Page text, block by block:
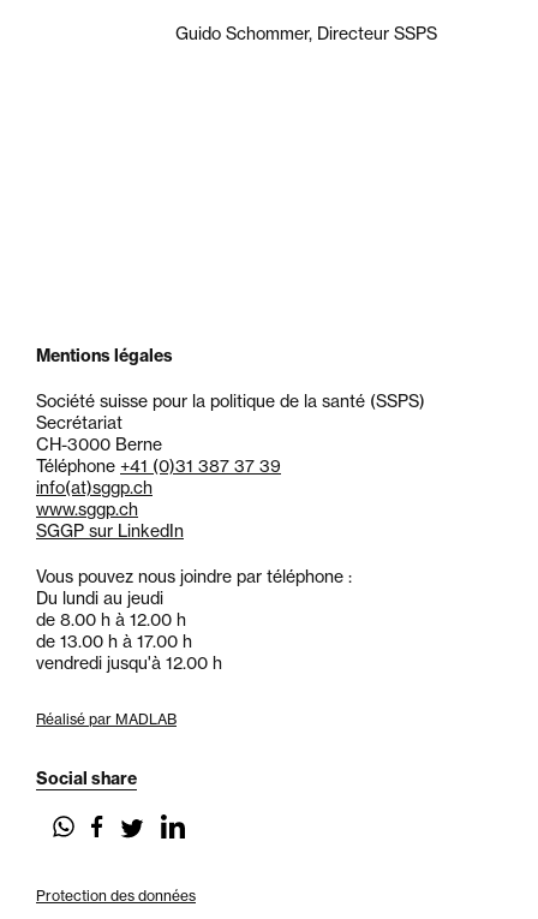
Guido Schommer, Directeur SSPS
Mentions légales
Société suisse pour la politique de la santé (SSPS)
Secrétariat
CH-3000 Berne
Téléphone +41 (0)31 387 37 39
info(at)sggp.ch
www.sggp.ch
SGGP sur LinkedIn
Vous pouvez nous joindre par téléphone :
Du lundi au jeudi
de 8.00 h à 12.00 h
de 13.00 h à 17.00 h
vendredi jusqu'à 12.00 h
Réalisé par MADLAB
Social share
Protection des données